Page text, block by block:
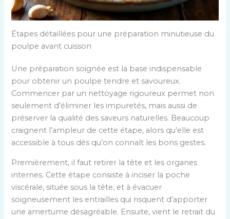
Étapes détaillées pour une préparation minutieuse du
poulpe avant cuisson
Une préparation soignée est la base indispensable
pour obtenir un poulpe tendre et savoureux.
Commencer par un nettoyage rigoureux permet non
seulement d’éliminer les impuretés, mais aussi de
préserver la qualité des saveurs naturelles. Beaucoup
craignent l’ampleur de cette étape, alors qu’elle est
accessible à tous dès qu’on connaît les bons gestes.
Premièrement, il faut retirer la tête et les organes
internes. Cette étape consiste à inciser la poche
viscérale, située sous la tête, et à évacuer
soigneusement les entrailles qui risquent d’apporter
une amertume désagréable. Ensuite, vient le retrait du